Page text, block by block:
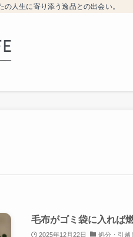
人生に寄り添う逸品との出会い。
毛布がゴミ袋に入れば
2025年12月22日 処分・引越